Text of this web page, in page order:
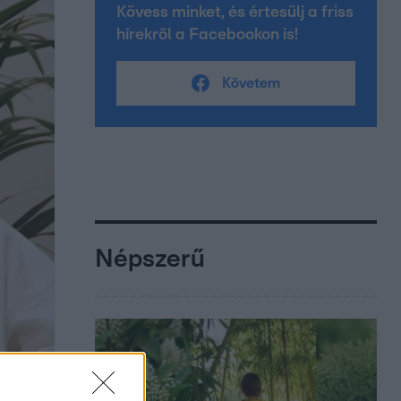
Kövess minket, és értesülj a friss
hírekről a Facebookon is!
Követem
Népszerű